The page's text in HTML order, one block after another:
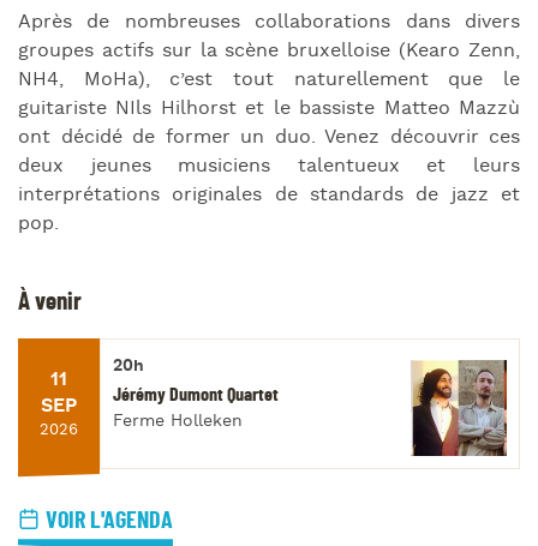
Après de nombreuses collaborations dans divers
groupes actifs sur la scène bruxelloise (Kearo Zenn,
NH4, MoHa), c’est tout naturellement que le
guitariste NIls Hilhorst et le bassiste Matteo Mazzù
ont décidé de former un duo. Venez découvrir ces
deux jeunes musiciens talentueux et leurs
interprétations originales de standards de jazz et
pop.
À venir
11
SEP
2026
20h
Jérémy Dumont Quartet
Ferme Holleken
VOIR L'AGENDA